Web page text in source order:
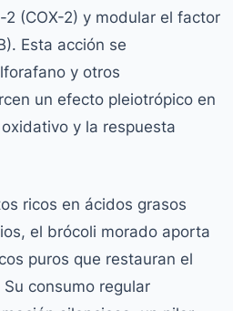
(COX-2) y modular el factor
Esta acción se
y otros
un efecto pleiotrópico en
y la respuesta
ricos en ácidos grasos
el brócoli morado aporta
puros que restauran el
consumo regular